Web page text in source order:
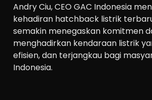
Andry Ciu, CEO GAC Indonesia
kehadiran hatchback listrik
semakin menegaskan komitmen
menghadirkan kendaraan listrik
efisien, dan terjangkau bagi
Indonesia.